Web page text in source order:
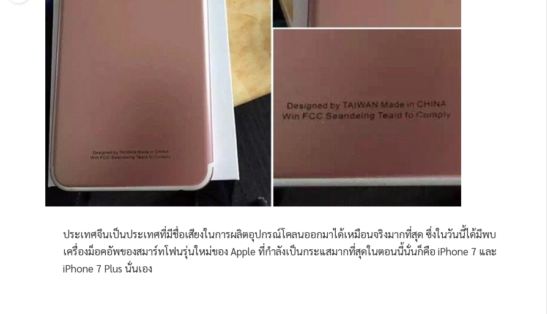
ประเทศจีนเป็นประเทศที่มีชื่อเสียงในการผลิตอุปกรณ์โคลนออกมาได้เหมือนจริงมากที่สุด ซึ่งในวันนี้ได้มีพบ
เครื่องม็อคอัพของสมาร์ทโฟนรุ่นใหม่ของ Apple ที่กำลังเป็นกระแสมากที่สุดในตอนนี้นั่นก็คือ iPhone 7 และ
iPhone 7 Plus นั่นเอง